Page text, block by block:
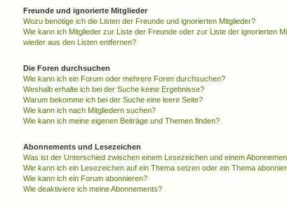
Freunde und ignorierte Mitglieder
Wozu benötige ich die Listen der Freunde und ignorierten Mitglieder?
Wie kann ich Mitglieder zur Liste der Freunde oder zur Liste der ignorierten
wieder aus den Listen entfernen?
Die Foren durchsuchen
Wie kann ich ein Forum oder mehrere Foren durchsuchen?
Weshalb erhalte ich bei der Suche keine Ergebnisse?
Warum bekomme ich bei der Suche eine leere Seite?
Wie kann ich nach Mitgliedern suchen?
Wie kann ich meine eigenen Beiträge und Themen finden?
Abonnements und Lesezeichen
Was ist der Unterschied zwischen einem Lesezeichen und einem
Wie kann ich ein Lesezeichen auf ein Thema setzen oder ein Thema
Wie kann ich ein Forum abonnieren?
Wie deaktiviere ich meine Abonnements?